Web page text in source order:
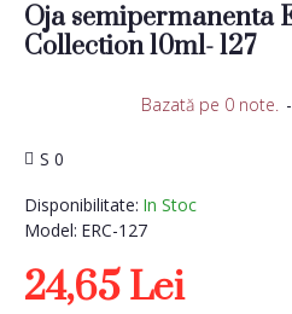
Oja semipermanenta
Collection 10ml- 127
Disponibilitate: In Stoc
Model: ERC-127
S 0
Bazată pe 0 note. -
24,65 Lei